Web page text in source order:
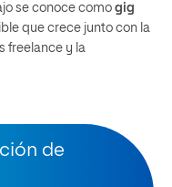
se conoce como gig
que crece junto con la
freelance y la
de